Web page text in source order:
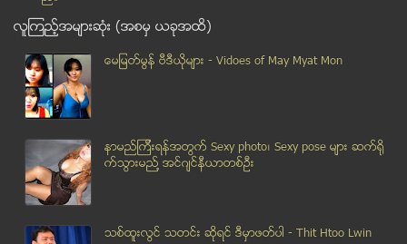
မသန္စြမ္းသူမ်ားအတြက္ ေရြးေကာက္ပြဲဥပေဒႏွင့္ မဲေပးေရ...
ပင္စင္စား ၅ ေသာင္းကို ဆင္းကတ္ ေရာင္းေပးမည္
ဘရာဇီးမွာ ကမၻာဖလား ေဘာလုံးပြဲ အတြက္ ကြင္းေတြ မၿပီးေသး
လႈပ္မရတဲ့ ဥကၠ႒
မိုးကုတ္ေရႊဆုိင္ႏွစ္ဆုိင္ ေရႊထည္ သိန္း၅၀၀၀နီးပါး လ...
အခ်မ္းသာဆံုး ၈၅ ဦး ဓနဥစၥာ လူ သန္းေပါင္း ၃,၅၀၀ ပို...
ျမန္မာ့စီးပြားေရး အလားအလာနဲ႔ စိန္ေခၚမႈမ်ား IMF ထုတ...
လူၾကည့္အမ်ားဆုံး (အစမွ ယခုအထိ)
ေမျမတ္မြန္ ဗီဒီယုိမ်ား - Vidoes of May Myat Mon
နာမည္ၾကီးရန္အတြက္ Sexy photo၊ Sexy pose မ်ား ဆက္ရို
က္သြားမည္႔ အင္ဂ်င္နီယာတစ္ဦး
သစ္ထူးလြင္ သတင္း ဆုိရင္ ဒီမွာဖတ္ပါ - Thit Htoo Lwin